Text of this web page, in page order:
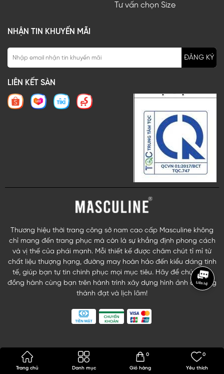
Tư vấn chọn Size
NHẬN TIN KHUYẾN MÃI
ĐĂNG KÝ
LIÊN KẾT SÀN
Thương hiệu thời trang công sở nam cao cấp Masculine không
chỉ mang đến trang phục mà còn là sự khẳng định phong cách
và vị thế của phái mạnh. Mỗi thiết kế được chăm chút tỉ mỉ từ
chất liệu thượng hạng, đường may hoàn hảo đến kiểu dáng tinh
tế, giúp bạn tự tin chinh phục mọi mục tiêu. Hãy để chúng tôi
đồng hành cùng bạn trên hành trình xây dựng hình ảnh quý ông
thành đạt và lịch lãm!
Trang chủ Danh mục Giỏ hàng
0
Yêu thích
0